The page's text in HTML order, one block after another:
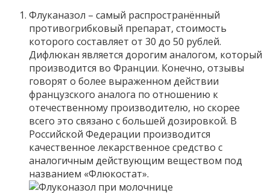
Флуканазол – самый распространённый
противогрибковый препарат, стоимость
которого составляет от 30 до 50 рублей.
Дифлюкан является дорогим аналогом, который
производится во Франции. Конечно, отзывы
говорят о более выраженном действии
французского аналога по отношению к
отечественному производителю, но скорее
всего это связано с большей дозировкой. В
Российской Федерации производится
качественное лекарственное средство с
аналогичным действующим веществом под
названием «Флюкостат».